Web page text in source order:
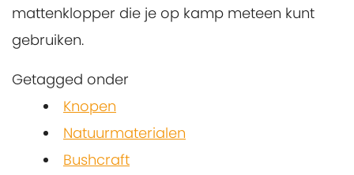
mattenklopper die je op kamp meteen kunt
gebruiken.
Getagged onder
Knopen
Natuurmaterialen
Bushcraft